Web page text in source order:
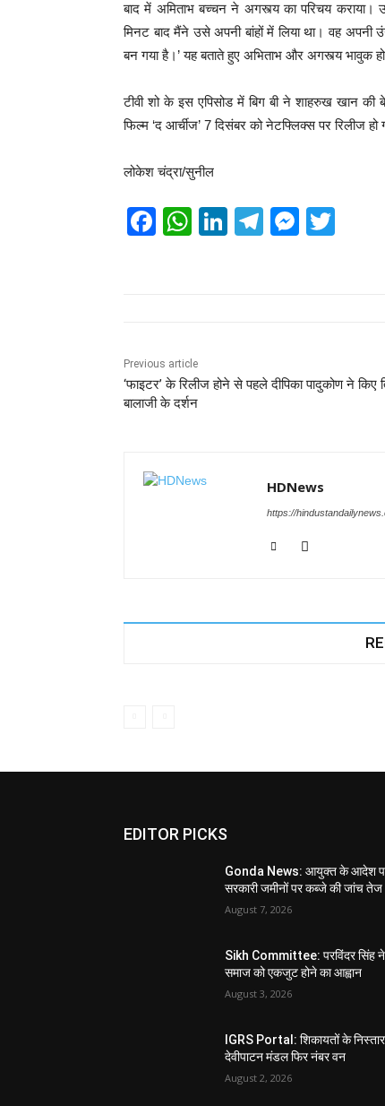
बाद में अमिताभ बच्चन ने अगस्त्य का परिचय
मिनट बाद मैंने उसे अपनी बांहों में लिया था। वह अपनी
बन गया है।’ यह बताते हुए अभिताभ और अगस्त्य भावुक
टीवी शो के इस एपिसोड में बिग बी ने शाहरुख खान की
फिल्म ‘द आर्चीज’ 7 दिसंबर को नेटफ्लिक्स पर रिलीज
लोकेश चंद्रा/सुनील
F
o
o
W
p
p
Li
T
M
er
Previous article
‘फाइटर’ के रिलीज होने से पहले दीपिका पादुकोण ने किए
बालाजी के दर्शन
HDNews
https://
EDITOR PICKS
Gonda News: आयुक्त के आदेश
सरकारी जमीनों पर कब्जे की जांच तेज
August 7, 2026
Sikh Committee: परविंदर सिंह ने
समाज को एकजुट होने का आह्वान
August 3, 2026
IGRS Portal: शिकायतों के
देवीपाटन मंडल फिर नंबर वन
August 2, 2026